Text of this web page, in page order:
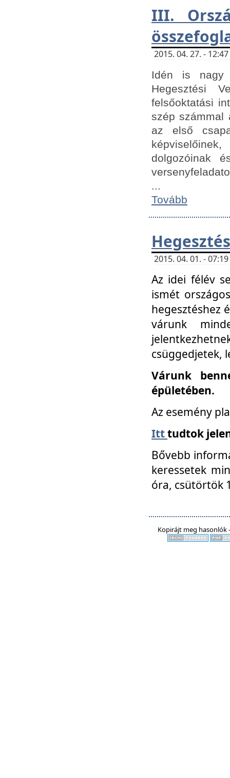
III.
2015. 04. 27. -
Idén is nagy
Hegesztési
felsőoktatási
szép számmal
az első
dolgozóinak
...
Tovább
2015. 04. 01. -
Az idei félév
ismét
hegesztéshez
várunk
csüggedjetek,
Várunk
épületében.
Az esemény
Itttudtok
Bővebb
keressetek
óra, csütörtök
Kopirájt meg hasonlók